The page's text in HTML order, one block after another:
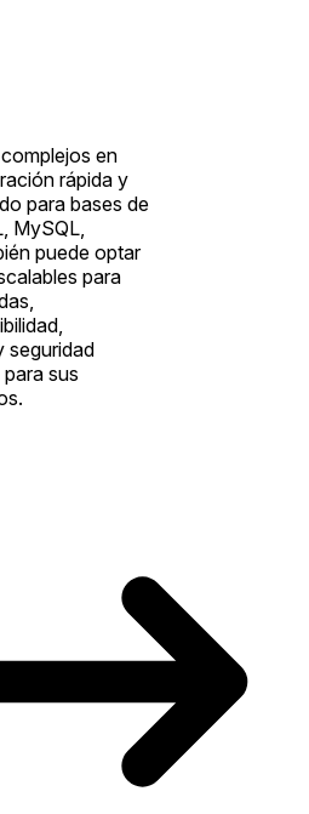
en
rápida y
para bases de
MySQL,
puede optar
para
seguridad
sus